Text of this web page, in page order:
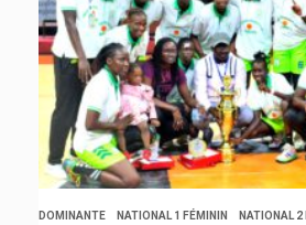
DOMINANTE NATIONAL 1 FÉMININ NATIONAL 2